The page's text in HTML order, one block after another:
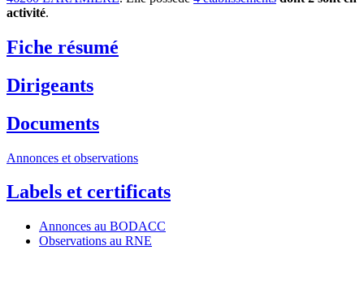
activité.
Fiche résumé
Dirigeants
Documents
Annonces et observations
Labels et certificats
Annonces au BODACC
Observations au RNE